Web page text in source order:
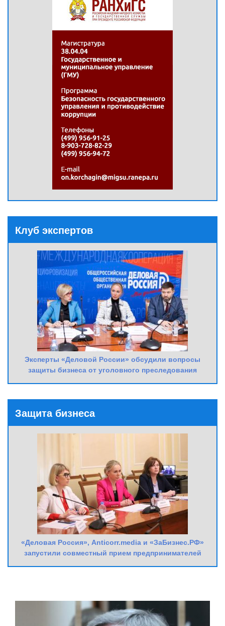
Клуб экспертов
Эксперты «Деловой России» обсудили вопросы
защиты бизнеса от уголовного преследования
Защита бизнеса
«Деловая Россия», Anticorr.media и «ЗаБизнес.РФ»
запустили совместный прием предпринимателей